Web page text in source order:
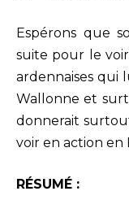
Espérons que
suite pour le
ardennaises qui
Wallonne et
donnerait
voir en action en
RÉSUMÉ :